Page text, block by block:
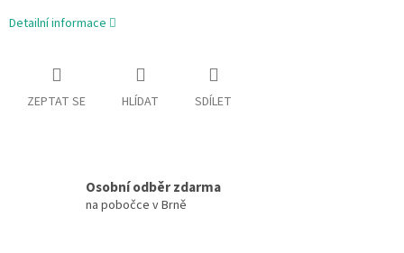
Detailní informace
ZEPTAT SE HLÍDAT SDÍLET
Osobní odběr zdarma
na pobočce v Brně